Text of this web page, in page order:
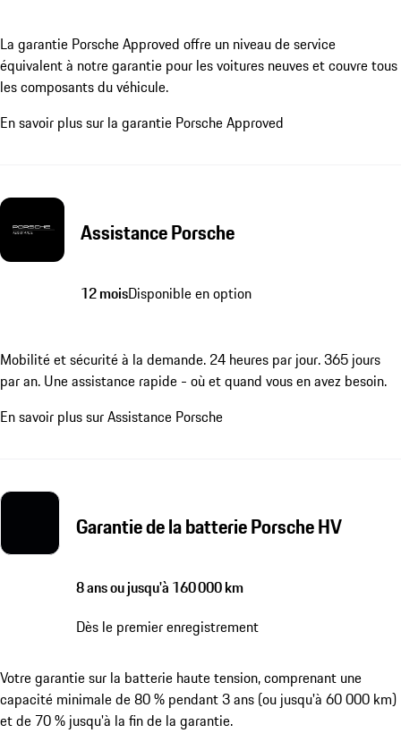
La garantie Porsche Approved offre un niveau de service
équivalent à notre garantie pour les voitures neuves et couvre tous
les composants du véhicule.
En savoir plus sur la garantie Porsche Approved
Assistance Porsche
12 moisDisponible en option
Mobilité et sécurité à la demande. 24 heures par jour. 365 jours
par an. Une assistance rapide - où et quand vous en avez besoin.
En savoir plus sur Assistance Porsche
Garantie de la batterie Porsche HV
8 ans ou jusqu'à 160 000 km
Dès le premier enregistrement
Votre garantie sur la batterie haute tension, comprenant une
capacité minimale de 80 % pendant 3 ans (ou jusqu'à 60 000 km)
et de 70 % jusqu'à la fin de la garantie.